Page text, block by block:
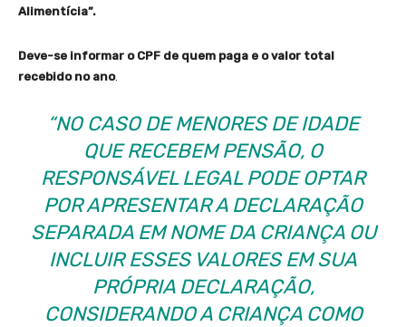
Alimentícia”.
Deve-se informar o CPF de quem paga e o valor total
recebido no ano.
“NO CASO DE MENORES DE IDADE
QUE RECEBEM PENSÃO, O
RESPONSÁVEL LEGAL PODE OPTAR
POR APRESENTAR A DECLARAÇÃO
SEPARADA EM NOME DA CRIANÇA OU
INCLUIR ESSES VALORES EM SUA
PRÓPRIA DECLARAÇÃO,
CONSIDERANDO A CRIANÇA COMO